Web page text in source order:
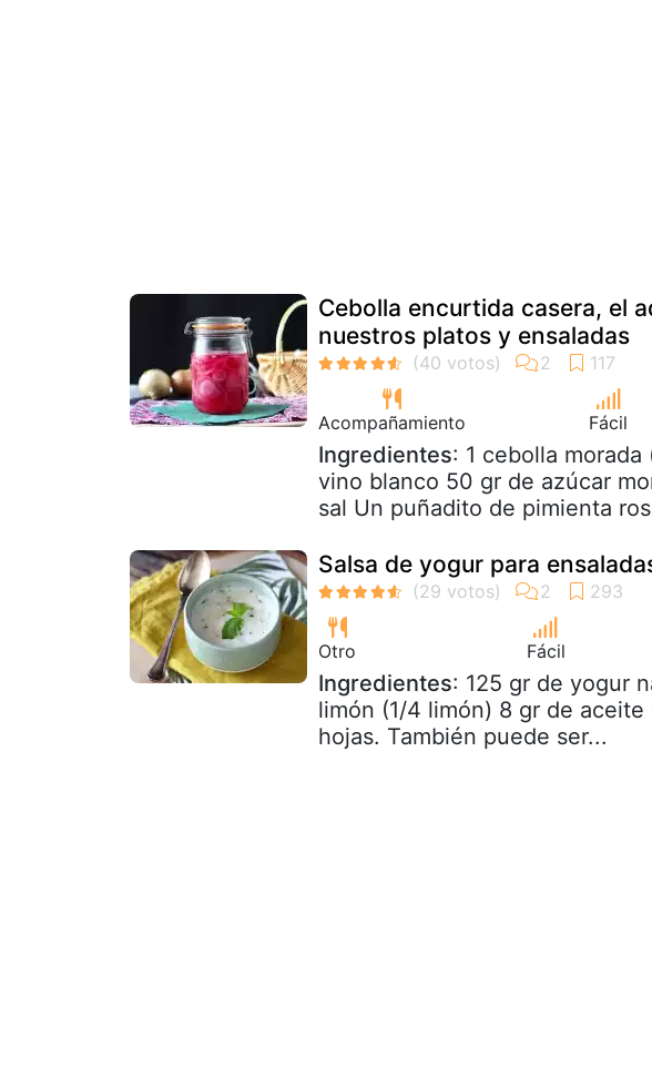
Cebolla encurtida casera, el
nuestros platos y ensaladas
Acompañamiento Fácil
Ingredientes: 1 cebolla
vino blanco 50 gr de azúcar
sal Un puñadito de pimienta
Salsa de yogur para
Otro Fácil
Ingredientes: 125 gr de yogur
limón (1/4 limón) 8 gr de
hojas. También puede ser...